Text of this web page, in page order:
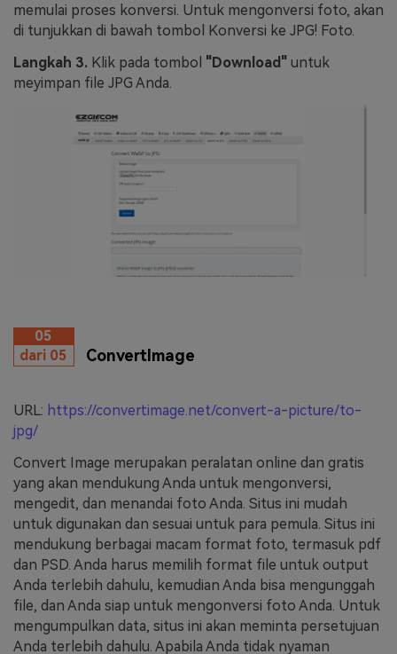
memulai proses konversi. Untuk mengonversi foto, akan
di tunjukkan di bawah tombol Konversi ke JPG! Foto.
Langkah 3. Klik pada tombol "Download" untuk
meyimpan file JPG Anda.
05
dari 05
ConvertImage
URL: https://convertimage.net/convert-a-picture/to-
jpg/
Convert Image merupakan peralatan online dan gratis
yang akan mendukung Anda untuk mengonversi,
mengedit, dan menandai foto Anda. Situs ini mudah
untuk digunakan dan sesuai untuk para pemula. Situs ini
mendukung berbagai macam format foto, termasuk pdf
dan PSD. Anda harus memilih format file untuk output
Anda terlebih dahulu, kemudian Anda bisa mengunggah
file, dan Anda siap untuk mengonversi foto Anda. Untuk
mengumpulkan data, situs ini akan meminta persetujuan
Anda terlebih dahulu. Apabila Anda tidak nyaman